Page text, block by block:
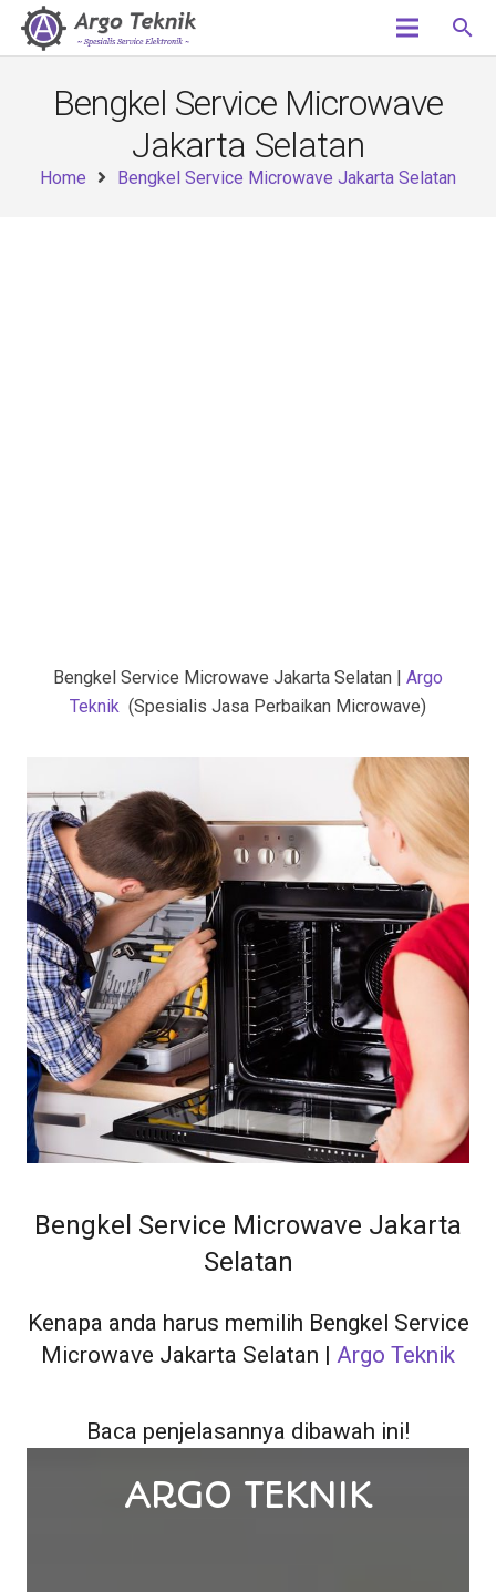
search
Bengkel Service Microwave
Jakarta Selatan
Home Bengkel Service Microwave Jakarta Selatan
Bengkel Service Microwave Jakarta Selatan | Argo
Teknik (Spesialis Jasa Perbaikan Microwave)
Bengkel Service Microwave Jakarta
Selatan
Kenapa anda harus memilih Bengkel Service
Microwave Jakarta Selatan | Argo Teknik
Baca penjelasannya dibawah ini!
ARGO TEKNIK